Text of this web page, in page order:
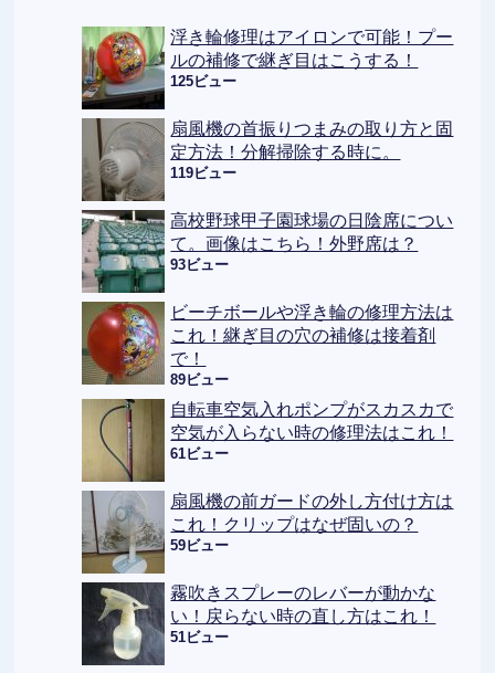
浮き輪修理はアイロンで可能！プー
ルの補修で継ぎ目はこうする！
125ビュー
扇風機の首振りつまみの取り方と固
定方法！分解掃除する時に。
119ビュー
高校野球甲子園球場の日陰席につい
て。画像はこちら！外野席は？
93ビュー
ビーチボールや浮き輪の修理方法は
これ！継ぎ目の穴の補修は接着剤
で！
89ビュー
自転車空気入れポンプがスカスカで
空気が入らない時の修理法はこれ！
61ビュー
扇風機の前ガードの外し方付け方は
これ！クリップはなぜ固いの？
59ビュー
霧吹きスプレーのレバーが動かな
い！戻らない時の直し方はこれ！
51ビュー